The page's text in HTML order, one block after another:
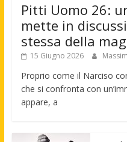
Pitti Uomo 26:
mette in
stessa della
15 Giugno 2026
Proprio come il Narciso
che si confronta con
appare, a